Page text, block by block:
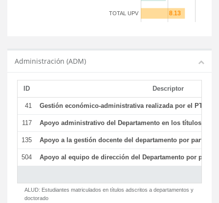
TOTAL UPV
Administración (ADM)
ID Descriptor
41 Gestión económico-administrativa realizada por el PTGAS
117 Apoyo administrativo del Departamento en los títulos de
135 Apoyo a la gestión docente del departamento por parte
504 Apoyo al equipo de dirección del Departamento por parte
ALUD: Estudiantes matriculados en títulos adscritos a departamentos y
doctorado